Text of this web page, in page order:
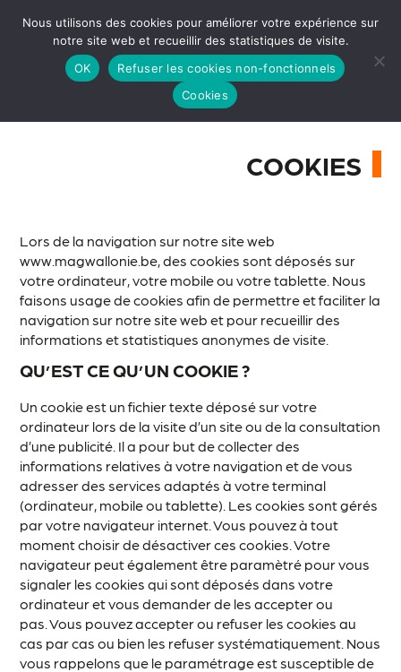
COOKIES
Lors de la navigation sur notre site web
www.magwallonie.be, des cookies sont déposés sur
votre ordinateur, votre mobile ou votre tablette. Nous
faisons usage de cookies afin de permettre et faciliter la
navigation sur notre site web et pour recueillir des
informations et statistiques anonymes de visite.
QU’EST CE QU’UN COOKIE ?
Un cookie est un fichier texte déposé sur votre
ordinateur lors de la visite d’un site ou de la consultation
d’une publicité. Il a pour but de collecter des
informations relatives à votre navigation et de vous
adresser des services adaptés à votre terminal
(ordinateur, mobile ou tablette). Les cookies sont gérés
par votre navigateur internet. Vous pouvez à tout
moment choisir de désactiver ces cookies. Votre
navigateur peut également être paramètré pour vous
signaler les cookies qui sont déposés dans votre
ordinateur et vous demander de les accepter ou
pas. Vous pouvez accepter ou refuser les cookies au
cas par cas ou bien les refuser systématiquement. Nous
vous rappelons que le paramétrage est susceptible de
Nous utilisons des cookies pour améliorer votre expérience sur
notre site web et recueillir des statistiques de visite.
OK
Refuser les cookies non-fonctionnels
Cookies